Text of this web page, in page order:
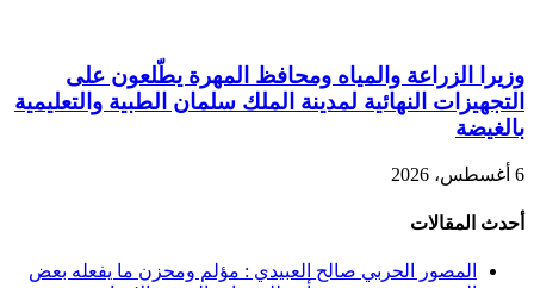
وزيرا الزراعة والمياه ومحافظ المهرة يطّلعون على
التجهيزات النهائية لمدينة الملك سلمان الطبية والتعليمية
بالغيضة
6 أغسطس، 2026
أحدث المقالات
المصور الحربي صالح العبيدي : مؤلم ومحزن ما يفعله بعض